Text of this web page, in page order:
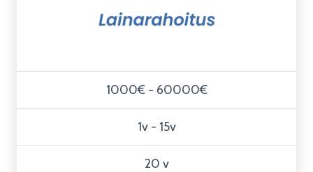
1000€ - 60000€
1v - 15v
20 v